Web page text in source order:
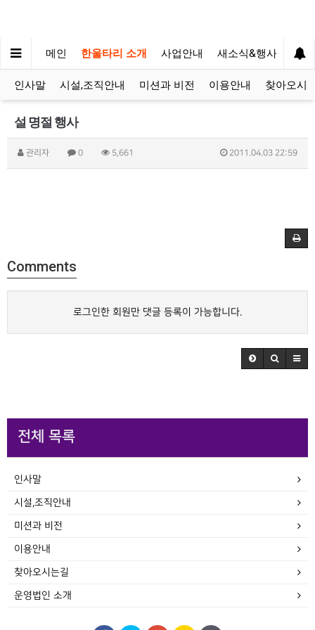
메인 한울타리 소개 사업안내 새소식&행사 후
인사말 시설,조직안내 미션과 비전 이용안내 찾아오시
설 명절 행사
관리자 0 5,661 2011.04.03 22:59
Comments
로그인한 회원만 댓글 등록이 가능합니다.
전체 목록
인사말
시설,조직안내
미션과 비전
이용안내
찾아오시는길
운영법인 소개